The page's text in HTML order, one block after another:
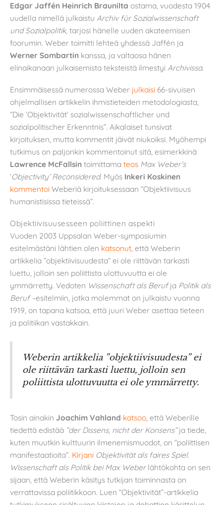
Edgar Jaffén Heinrich Braunilta ostama, vuodesta 1904
uudella nimellä julkaistu Archiv für Sozialwissenschaft
und Sozialpolitik, tarjosi hänelle uuden akateemisen
foorumin. Weber toimitti lehteä yhdessä Jaffén ja
Werner Sombartin kanssa, ja valtaosa hänen
elinaikanaan julkaisemista teksteistä ilmestyi Archivissa.
Ensimmäisessä numerossa Weber julkaisi 66-sivuisen
ohjelmallisen artikkelin ihmistieteiden metodologiasta,
”Die ’Objektivität’ sozialwissenschaftlicher und
sozialpolitischer Erkenntnis”. Aikalaiset tunsivat
kirjoituksen, mutta kommentit jäivät niukoiksi. Myöhempi
tutkimus on paljonkin kommentoinut sitä, esimerkkinä
Lawrence McFallsin toimittama teos Max Weber’s
‘Objectivity’ Reconsidered. Myös Inkeri Koskinen
kommentoi Weberiä kirjoituksessaan ”Objektiivisuus
humanistisissa tieteissä”.
Objektiivisuusesseen poliittinen aspekti
Vuoden 2003 Uppsalan Weber-symposiumin
esitelmästäni lähtien olen katsonut , että Weberin
artikkelia ”objektiivisuudesta” ei ole riittävän tarkasti
luettu, jolloin sen poliittista ulottuvuutta ei ole
ymmärretty. Vedoten Wissenschaft als Berufja Politik als
Beruf –esitelmiin, jotka molemmat on julkaistu vuonna
1919, on tapana katsoa, että juuri Weber asettaa tieteen
ja politiikan vastakkain.
Weberin artikkelia ”objektiivisuudesta” ei
ole riittävän tarkasti luettu, jolloin sen
poliittista ulottuvuutta ei ole ymmärretty.
Tosin ainakin Joachim Vahland katsoo , että Weberille
tiedettä edistää ”der Dissens, nicht der Konsens”ja tiede,
kuten muutkin kulttuurin ilmenemismuodot, on ”poliittisen
manifestaatioita”. Kirjani Objektivität als faires Spiel.
Wissenschaft als Politik bei Max Weberlähtökohta on sen
sijaan, että Weberin käsitys tutkijan toiminnasta on
verrattavissa poliitikkoon. Luen ”Objektivität”-artikkelia